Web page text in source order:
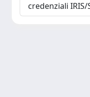
credenziali IRIS/